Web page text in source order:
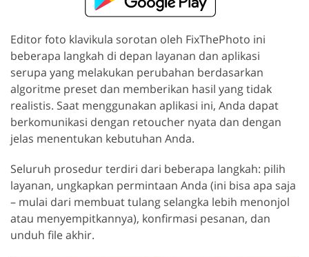
Editor foto klavikula sorotan oleh FixThePhoto ini
beberapa langkah di depan layanan dan aplikasi
serupa yang melakukan perubahan berdasarkan
algoritme preset dan memberikan hasil yang tidak
realistis. Saat menggunakan aplikasi ini, Anda dapat
berkomunikasi dengan retoucher nyata dan dengan
jelas menentukan kebutuhan Anda.
Seluruh prosedur terdiri dari beberapa langkah: pilih
layanan, ungkapkan permintaan Anda (ini bisa apa saja
– mulai dari membuat tulang selangka lebih menonjol
atau menyempitkannya), konfirmasi pesanan, dan
unduh file akhir.